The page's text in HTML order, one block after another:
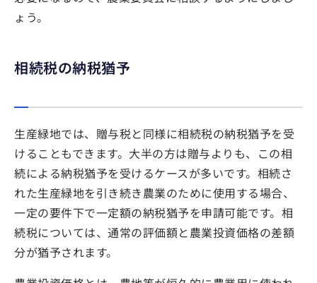
ょう。
相続税の納税猶予
生産緑地では、贈与税と同様に相続税の納税猶予を受
けることもできます。大半の方は贈与よりも、この相
続による納税猶予を受けるケースが多いです。相続さ
れた生産緑地を引き続き農業のために使用する場合、
一定の要件下で一定額の納税猶予を申請可能です。相
続税については、通常の評価額と農業投資価格の差額
分が猶予されます。